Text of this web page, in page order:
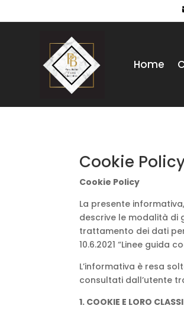
Home
Cookie
Cookie Policy
La presente informativa,
descrive le modalità di
trattamento dei dati
10.6.2021 “Linee guida
L’informativa è resa
consultati dall’utente
1. COOKIE E LORO